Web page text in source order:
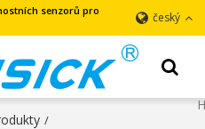
senzorů pro
český
/